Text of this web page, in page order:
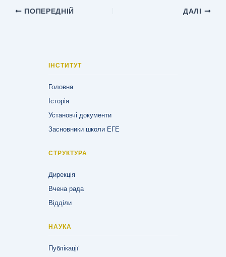
ПОПЕРЕДНІЙ ДАЛІ
ІНСТИТУТ
Головна
Історія
Установчі документи
Засновники школи ЕГЕ
СТРУКТУРА
Дирекція
Вчена рада
Відділи
НАУКА
Публікації